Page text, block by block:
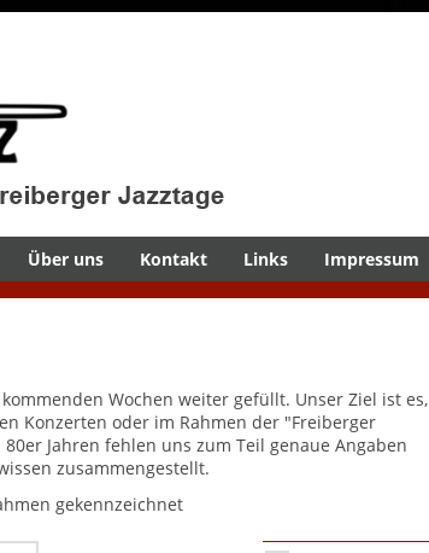
Über uns Kontakt Links Impressum
Wochen weiter gefüllt. Unser Ziel ist es,
Konzerten oder im Rahmen der "Freiberger
Jahren fehlen uns zum Teil genaue Angaben
zusammengestellt.
gekennzeichnet